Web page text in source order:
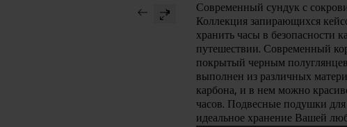
Современный сундук с
Коллекция запирающихся
хранить часы в безопасности
путешествии. Современный
покрытый черным
выполнен из различных
карбона, и в нем можно
часов. Подвесные подушки
идеальное хранение Вашей